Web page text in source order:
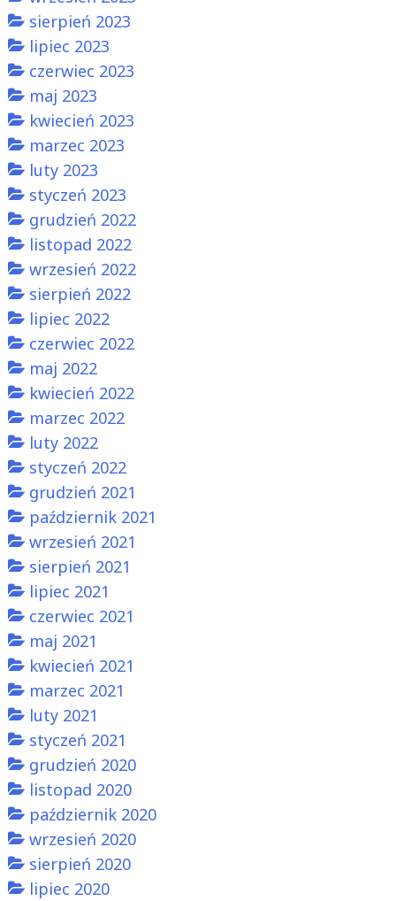
sierpień 2023
lipiec 2023
czerwiec 2023
maj 2023
kwiecień 2023
marzec 2023
luty 2023
styczeń 2023
grudzień 2022
listopad 2022
wrzesień 2022
sierpień 2022
lipiec 2022
czerwiec 2022
maj 2022
kwiecień 2022
marzec 2022
luty 2022
styczeń 2022
grudzień 2021
październik 2021
wrzesień 2021
sierpień 2021
lipiec 2021
czerwiec 2021
maj 2021
kwiecień 2021
marzec 2021
luty 2021
styczeń 2021
grudzień 2020
listopad 2020
październik 2020
wrzesień 2020
sierpień 2020
lipiec 2020